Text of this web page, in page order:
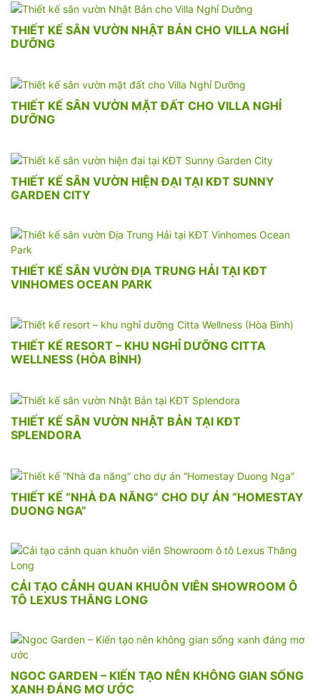
THIẾT KẾ SÂN VƯỜN NHẬT BẢN CHO VILLA NGHỈ
DƯỠNG
THIẾT KẾ SÂN VƯỜN MẶT ĐẤT CHO VILLA NGHỈ
DƯỠNG
THIẾT KẾ SÂN VƯỜN HIỆN ĐẠI TẠI KĐT SUNNY
GARDEN CITY
THIẾT KẾ SÂN VƯỜN ĐỊA TRUNG HẢI TẠI KĐT
VINHOMES OCEAN PARK
THIẾT KẾ RESORT – KHU NGHỈ DƯỠNG CITTA
WELLNESS (HÒA BÌNH)
THIẾT KẾ SÂN VƯỜN NHẬT BẢN TẠI KĐT
SPLENDORA
THIẾT KẾ “NHÀ ĐA NĂNG” CHO DỰ ÁN “HOMESTAY
DUONG NGA”
CẢI TẠO CẢNH QUAN KHUÔN VIÊN SHOWROOM Ô
TÔ LEXUS THĂNG LONG
NGOC GARDEN – KIẾN TẠO NÊN KHÔNG GIAN SỐNG
XANH ĐÁNG MƠ ƯỚC